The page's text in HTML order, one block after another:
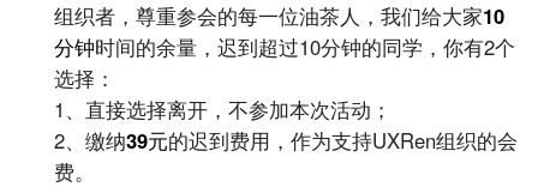
组织者，尊重参会的每一位油茶人，我们给大家10
分钟时间的余量，迟到超过10分钟的同学，你有2个
选择：
1、直接选择离开，不参加本次活动；
2、缴纳39元的迟到费用，作为支持UXRen组织的会
费。